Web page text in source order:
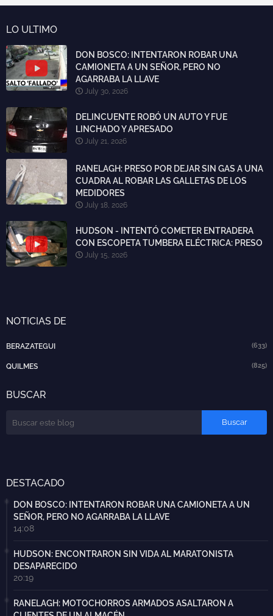
LO ULTIMO
DON BOSCO: INTENTARON ROBAR UNA
CAMIONETA A UN SEÑOR, PERO NO
AGARRABA LA LLAVE
July 30, 2026
DELINCUENTE ROBÓ UN AUTO Y FUE
LINCHADO Y APRESADO
July 21, 2026
RANELAGH: PRESO POR DEJAR SIN GAS A UNA
CUADRA AL ROBAR LAS GALLETAS DE LOS
MEDIDORES
July 18, 2026
HUDSON - INTENTÓ COMETER ENTRADERA
CON ESCOPETA TUMBERA ELÉCTRICA: PRESO
July 15, 2026
NOTICIAS DE
BERAZATEGUI (633)
QUILMES (825)
BUSCAR
DESTACADO
DON BOSCO: INTENTARON ROBAR UNA CAMIONETA A UN
SEÑOR, PERO NO AGARRABA LA LLAVE
14:08
HUDSON: ENCONTRARON SIN VIDA AL MARATONISTA
DESAPARECIDO
20:19
RANELAGH: MOTOCHORROS ARMADOS ASALTARON A